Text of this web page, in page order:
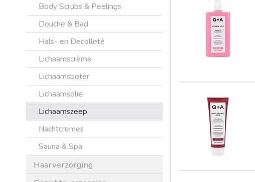
Body Scrubs & Peelings
Douche & Bad
Hals- en Decolleté
Lichaamscrème
Lichaamsboter
Lichaamsolie
Lichaamszeep
Nachtcremes
Sauna & Spa
Haarverzorging